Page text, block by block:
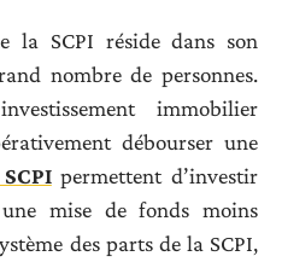
la SCPI réside dans son
nombre de personnes.
immobilier
débourser une
permettent d’investir
mise de fonds moins
des parts de la SCPI,